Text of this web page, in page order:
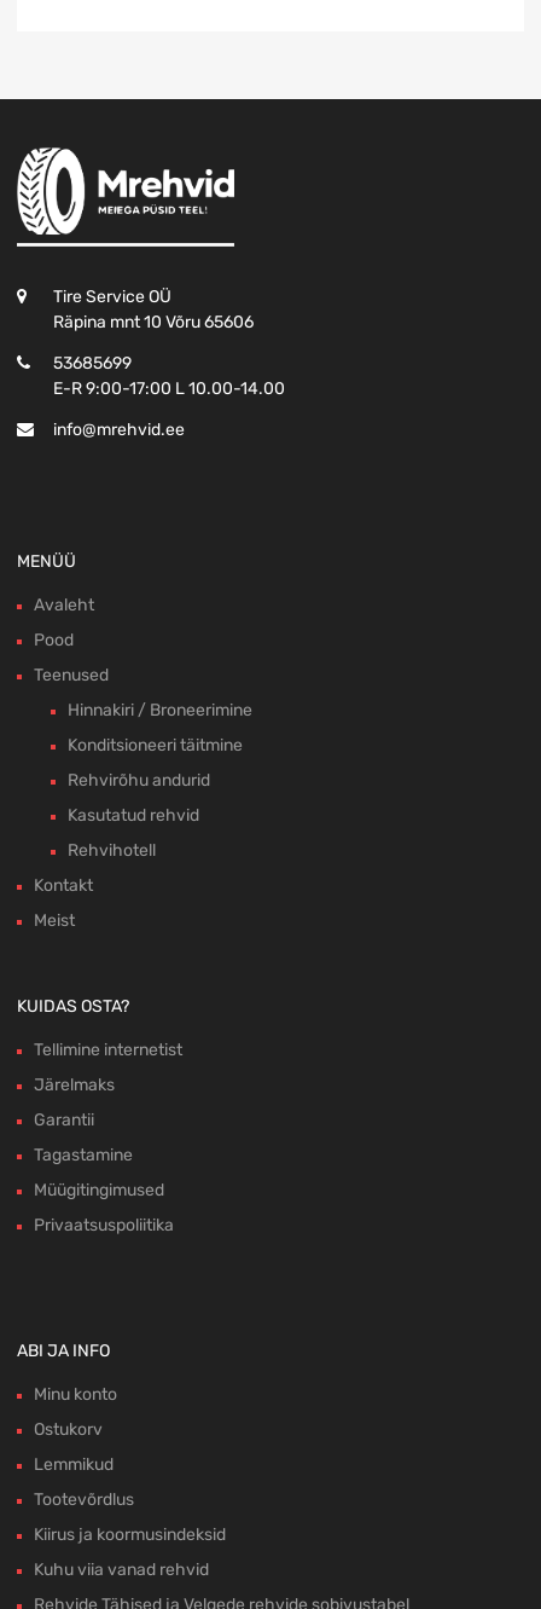
Tire Service OÜ
Räpina mnt 10 Võru 65606
53685699
E-R 9:00-17:00 L 10.00-14.00
info@mrehvid.ee
MENÜÜ
Avaleht
Pood
Teenused
Hinnakiri / Broneerimine
Konditsioneeri täitmine
Rehvirõhu andurid
Kasutatud rehvid
Rehvihotell
Kontakt
Meist
KUIDAS OSTA?
Tellimine internetist
Järelmaks
Garantii
Tagastamine
Müügitingimused
Privaatsuspoliitika
ABI JA INFO
Minu konto
Ostukorv
Lemmikud
Tootevõrdlus
Kiirus ja koormusindeksid
Kuhu viia vanad rehvid
Rehvide Tähised ja Velgede rehvide sobivustabel